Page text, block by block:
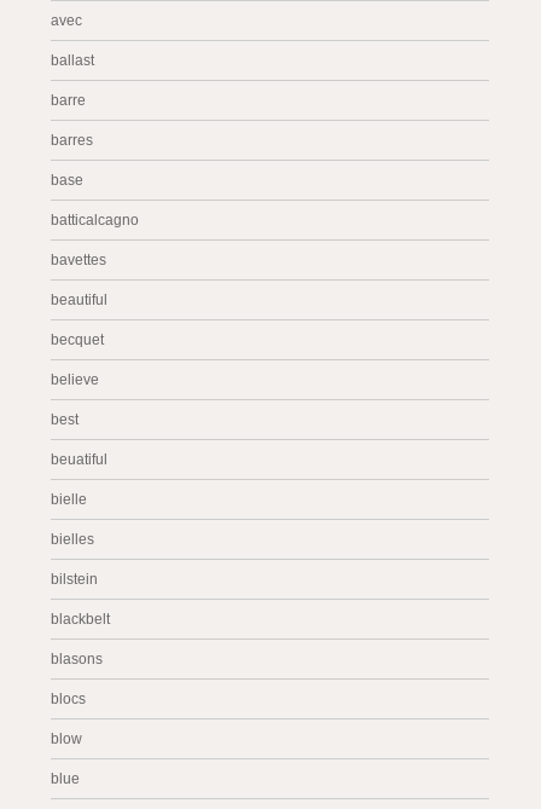
avec
ballast
barre
barres
base
batticalcagno
bavettes
beautiful
becquet
believe
best
beuatiful
bielle
bielles
bilstein
blackbelt
blasons
blocs
blow
blue